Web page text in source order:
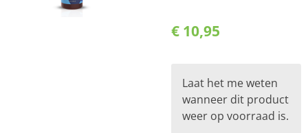
€ 10,95
Laat het me weten
wanneer dit product
weer op voorraad is.